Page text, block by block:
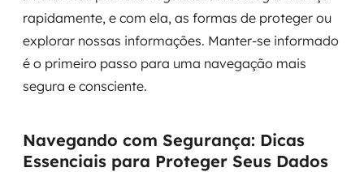
rapidamente, e com ela, as formas de proteger ou
explorar nossas informações. Manter-se informado
é o primeiro passo para uma navegação mais
segura e consciente.
Navegando com Segurança: Dicas
Essenciais para Proteger Seus Dados